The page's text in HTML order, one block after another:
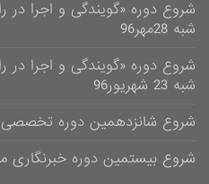
شبه 28مهر96
شبه 23 شهریور96
شروع شانزدهمین دوره تخصصی دوبله 9
شروع بیستمین دوره خبرنگاری